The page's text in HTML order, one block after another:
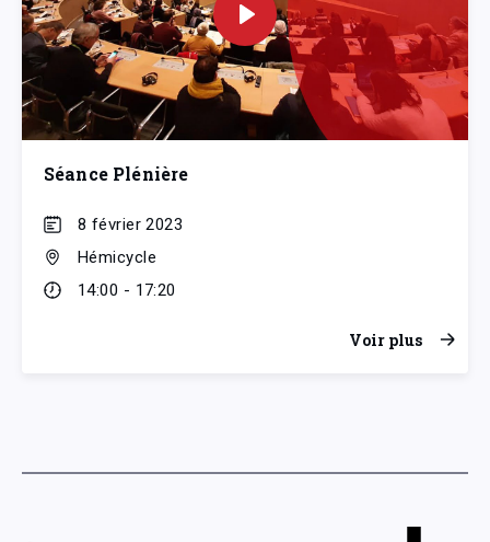
Séance Plénière
8 février 2023
Hémicycle
14:00 - 17:20
Voir plus